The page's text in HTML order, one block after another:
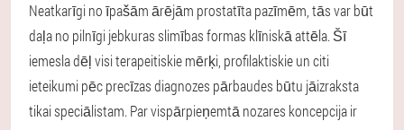
Neatkarīgi no īpašām ārējām prostatīta pazīmēm, tās var būt
daļa no pilnīgi jebkuras slimības formas klīniskā attēla. Šī
iemesla dēļ visi terapeitiskie mērķi, profilaktiskie un citi
ieteikumi pēc precīzas diagnozes pārbaudes būtu jāizraksta
tikai speciālistam. Par vispārpieņemtā nozares koncepcija ir